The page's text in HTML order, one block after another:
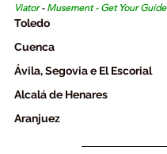
Viator - Musement - Get Your Guide
Toledo
Cuenca
Ávila, Segovia e El Escorial
Alcalá de Henares
Aranjuez